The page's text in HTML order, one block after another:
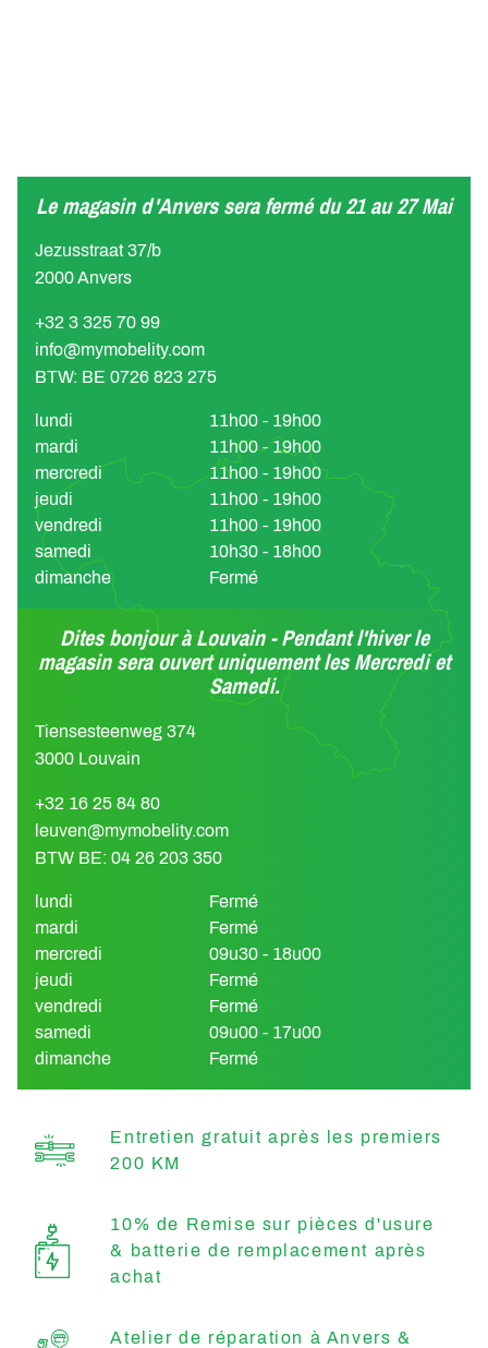
Le magasin d'Anvers sera fermé du 21 au 27 Mai
Jezusstraat 37/b
2000 Anvers
+32 3 325 70 99
info@mymobelity.com
BTW: BE 0726 823 275
lundi
11h00 - 19h00
mardi
11h00 - 19h00
mercredi
11h00 - 19h00
jeudi
11h00 - 19h00
vendredi
11h00 - 19h00
samedi
10h30 - 18h00
dimanche
Fermé
Dites bonjour à Louvain - Pendant l'hiver le
magasin sera ouvert uniquement les Mercredi et
Samedi.
Tiensesteenweg 374
3000 Louvain
+32 16 25 84 80
leuven@mymobelity.com
BTW BE: 04 26 203 350
lundi
Fermé
mardi
Fermé
mercredi
09u30 - 18u00
jeudi
Fermé
vendredi
Fermé
samedi
09u00 - 17u00
dimanche
Fermé
Entretien gratuit après les premiers
200 KM
10% de Remise sur pièces d'usure
& batterie de remplacement après
achat
Atelier de réparation à Anvers &